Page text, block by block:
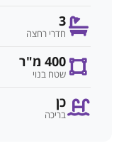
3
חדרי רחצה
400 מ"ר
שטח בנוי
כן
בריכה